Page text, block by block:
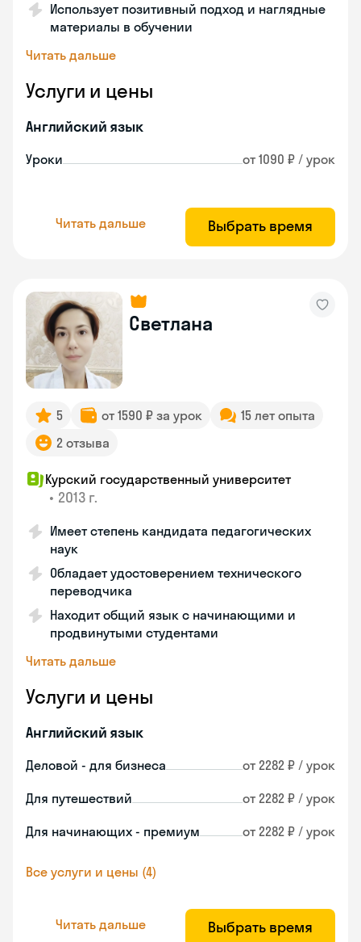
Использует позитивный подход и наглядные
материалы в обучении
Читать дальше
Услуги и цены
Английский язык
Уроки от 1090 ₽ / урок
Читать дальше Выбрать время
Светлана
5 от 1590 ₽ за урок
15 лет опыта
2 отзыва
Курский государственный университет
• 2013 г.
Имеет степень кандидата педагогических
наук
Обладает удостоверением технического
переводчика
Находит общий язык с начинающими и
продвинутыми студентами
Читать дальше
Услуги и цены
Английский язык
Деловой - для бизнеса от 2282 ₽ / урок
Для путешествий от 2282 ₽ / урок
Для начинающих - премиум от 2282 ₽ / урок
Все услуги и цены (4)
Читать дальше Выбрать время